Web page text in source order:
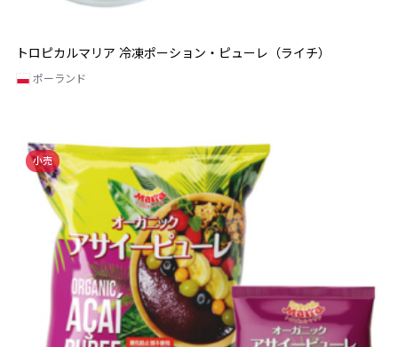
トロピカルマリア 冷凍ポーション・ピューレ（ライチ）
ポーランド
小売